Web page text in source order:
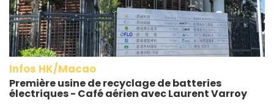
Infos HK/Macao
Première usine de recyclage de batteries
électriques - Café aérien avec Laurent Varroy